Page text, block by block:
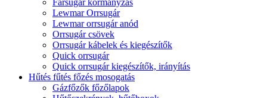
Farsugár kormányzás
Lewmar Orrsugár
Lewmar orrsugár anód
Orrsugár csövek
Orrsugár kábelek és kiegészítők
Quick orrsugár
Quick orrsugár kiegészítők, irányítás
Hűtés fűtés főzés mosogatás
Gázfőzők főzőlapok